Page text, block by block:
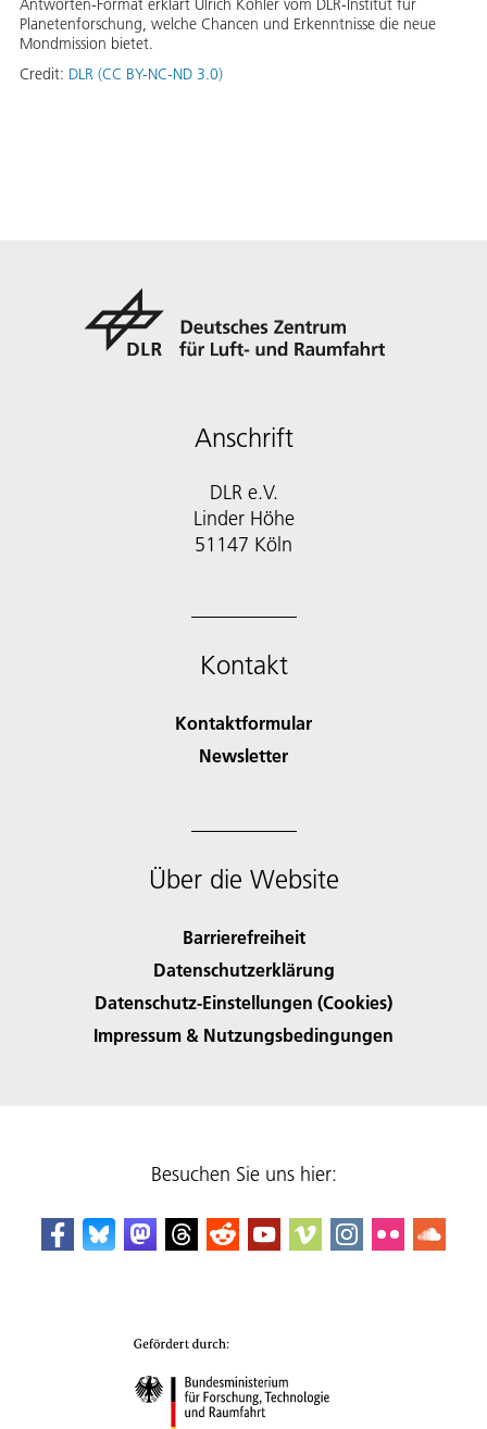
Antworten-Format erklärt Ulrich Köhler vom DLR-Institut für
Planetenforschung, welche Chancen und Erkenntnisse die neue
Mondmission bietet.
Credit: DLR (CC BY-NC-ND 3.0)
Anschrift
DLR e.V.
Linder Höhe
51147 Köln
Kontakt
Kontaktformular
Newsletter
Über die Website
Barrierefreiheit
Datenschutzerklärung
Datenschutz-Einstellungen (Cookies)
Impressum & Nutzungsbedingungen
Besuchen Sie uns hier: